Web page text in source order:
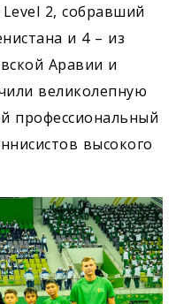
2, собравший
и 4 – из
Аравии и
великолепную
профессиональный
высокого